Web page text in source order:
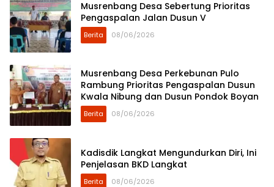
Musrenbang Desa Sebertung Prioritas
Pengaspalan Jalan Dusun V
Berita 08/06/2026
Musrenbang Desa Perkebunan Pulo
Rambung Prioritas Pengaspalan Dusun
Kwala Nibung dan Dusun Pondok Boyan
Berita 08/06/2026
Kadisdik Langkat Mengundurkan Diri, Ini
Penjelasan BKD Langkat
Berita 08/06/2026